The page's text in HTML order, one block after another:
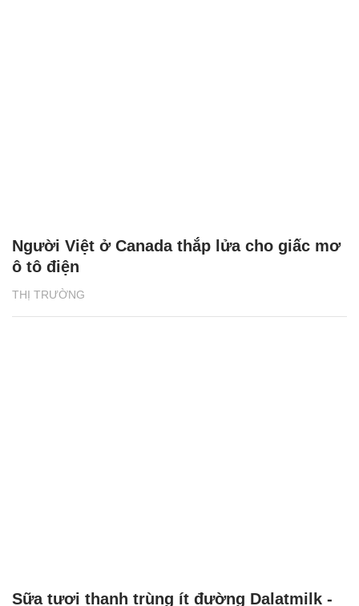
THỊ TRƯỜNG
Người Việt ở Canada thắp lửa cho giấc mơ
ô tô điện
Sữa tươi thanh trùng ít đường Dalatmilk -